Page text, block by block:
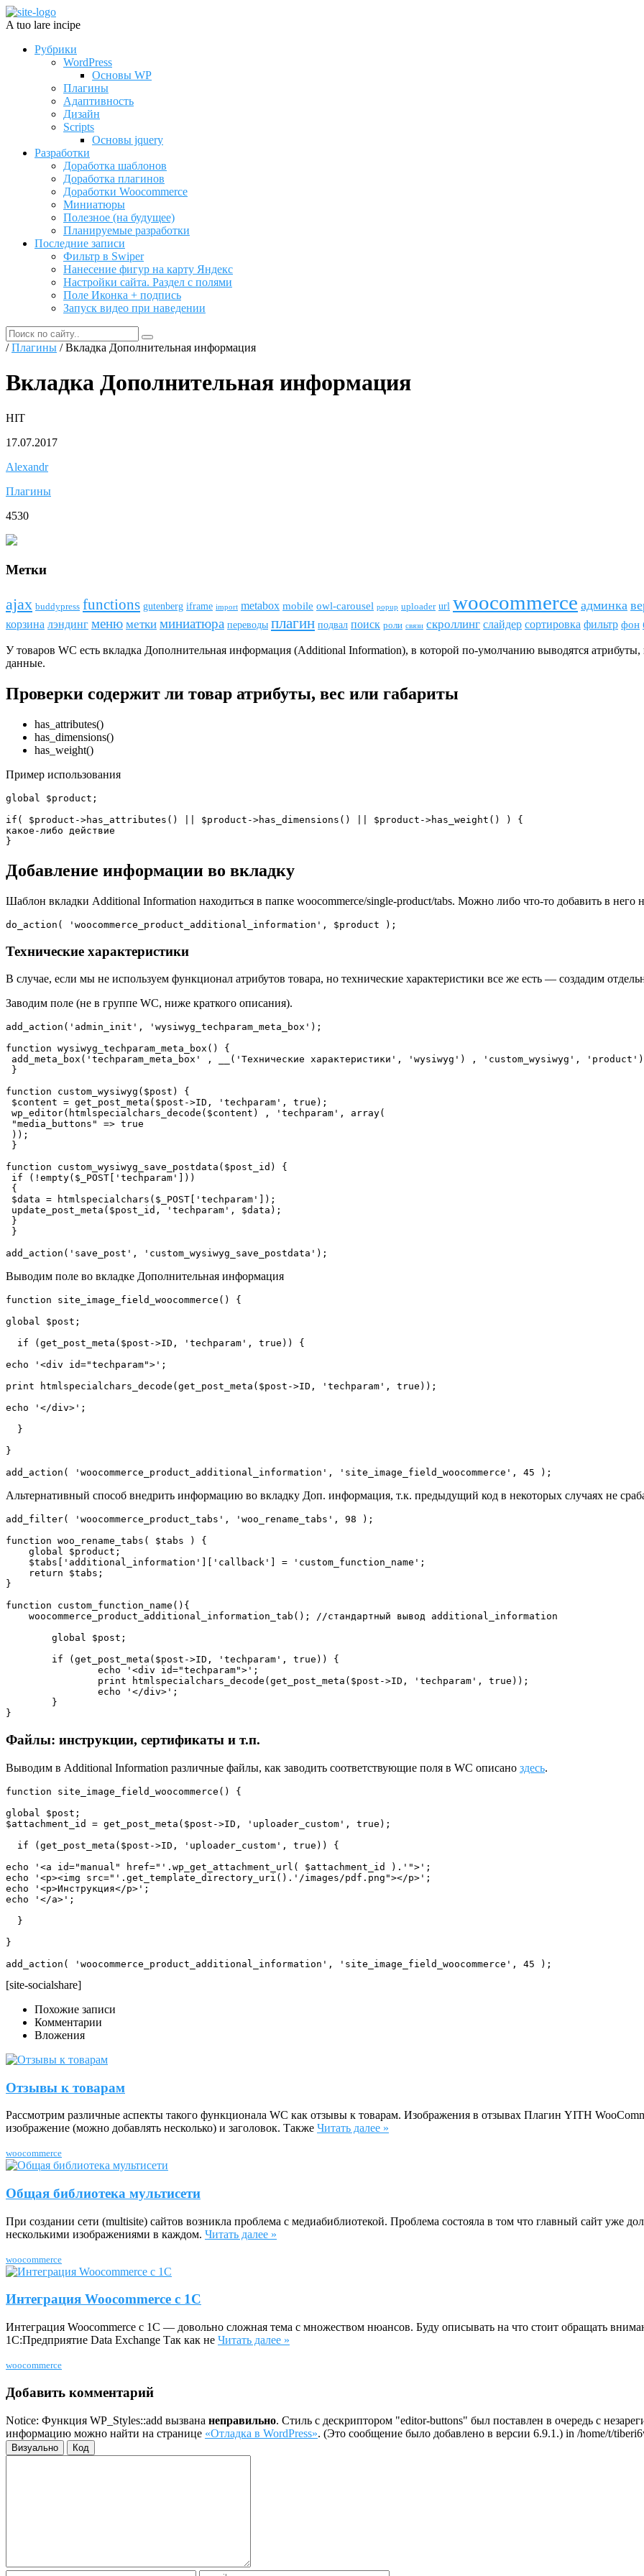
A tuo lare incipe
Рубрики
WordPress
Основы WP
Плагины
Адаптивность
Дизайн
Scripts
Основы jquery
Разработки
Доработка шаблонов
Доработка плагинов
Доработки Woocommerce
Миниатюры
Полезное (на будущее)
Планируемые разработки
Последние записи
Фильтр в Swiper
Нанесение фигур на карту Яндекс
Настройки сайта. Раздел с полями
Поле Иконка + подпись
Запуск видео при наведении
/Плагины / Вкладка Дополнительная информация
Вкладка Дополнительная информация
HIT
17.07.2017
Alexandr
Плагины
4530
Метки
ajax buddypress funсtions gutenberg iframe import metabox mobile owl-carousel popup uploader url woocommerce админка
корзина лэндинг меню метки миниатюра переводы плагин подвал поиск роли связи скроллинг слайдер сортировка фильтр фон
У товаров WC есть вкладка Дополнительная информация (Additional Information), в которой по-умолчанию выводятся
данные.
Проверки содержит ли товар атрибуты, вес или габариты
has_attributes()
has_dimensions()
has_weight()
Пример использования
global $product;
if( $product->has_attributes() || $product->has_dimensions() || $product->has_weight() ) {
какое-либо действие
}
Добавление информации во вкладку
Шаблон вкладки Additional Information находиться в папке woocommerce/single-product/tabs. Можно либо что-то добавить в него
do_action( 'woocommerce_product_additional_information', $product );
Технические характеристики
В случае, если мы не используем функционал атрибутов товара, но технические характеристики все же есть — создадим
Заводим поле (не в группе WC, ниже краткого описания).
add_action('admin_init', 'wysiwyg_techparam_meta_box');
function wysiwyg_techparam_meta_box() {
add_meta_box('techparam_meta_box' , __('Технические характеристики', 'wysiwyg') , 'custom_wysiwyg',
}
function custom_wysiwyg($post) {
$content = get_post_meta($post->ID, 'techparam', true);
wp_editor(htmlspecialchars_decode($content) , 'techparam', array(
"media_buttons" => true
));
}
function custom_wysiwyg_save_postdata($post_id) {
if (!empty($_POST['techparam']))
{
$data = htmlspecialchars($_POST['techparam']);
update_post_meta($post_id, 'techparam', $data);
}
}
add_action('save_post', 'custom_wysiwyg_save_postdata');
Выводим поле во вкладке Дополнительная информация
function site_image_field_woocommerce() {
global $post;
  if (get_post_meta($post->ID, 'techparam', true)) {
echo '<div id="techparam">';
print htmlspecialchars_decode(get_post_meta($post->ID, 'techparam', true));
echo '</div>';
  }
}
add_action( 'woocommerce_product_additional_information', 'site_image_field_woocommerce', 45 );
Альтернативный способ внедрить информацию во вкладку Доп. информация, т.к. предыдущий код в некоторых случаях не
add_filter( 'woocommerce_product_tabs', 'woo_rename_tabs', 98 );
function woo_rename_tabs( $tabs ) {
    global $product;
    $tabs['additional_information']['callback'] = 'custom_function_name';
    return $tabs;
}
function custom_function_name(){
    woocommerce_product_additional_information_tab(); //стандартный вывод additional_information
}
Файлы: инструкции, сертификаты и т.п.
Выводим в Additional Information различные файлы, как заводить соответствующие поля в WC описано здесь.
function site_image_field_woocommerce() {
global $post;
$attachment_id = get_post_meta($post->ID, 'uploader_custom', true);
  if (get_post_meta($post->ID, 'uploader_custom', true)) {
echo '<a id="manual" href="'.wp_get_attachment_url( $attachment_id ).'">';
echo '<p><img src="'.get_template_directory_uri().'/images/pdf.png"></p>';
echo '<p>Инструкция</p>';
echo '</a>';
  }
}
add_action( 'woocommerce_product_additional_information', 'site_image_field_woocommerce', 45 );
[site-socialshare]
Похожие записи
Комментарии
Вложения
Отзывы к товарам
Рассмотрим различные аспекты такого функционала WC как отзывы к товарам. Изображения в отзывах Плагин YITH
изображение (можно добавлять несколько) и заголовок. Также Читать далее »
woocommerce
Общая библиотека мультисети
При создании сети (multisite) сайтов возникла проблема с медиабиблиотекой. Проблема состояла в том что главный сайт уже
несколькими изображениями в каждом. Читать далее »
woocommerce
Интеграция Woocommerce с 1С
Интеграция Woocommerce с 1С — довольно сложная тема с множеством нюансов. Буду описывать на что стоит обращать
1С:Предприятие Data Exchange Так как не Читать далее »
woocommerce
Добавить комментарий
Notice: Функция WP_Styles::add вызвана неправильно. Стиль с дескриптором "editor-buttons" был поставлен в очередь с
информацию можно найти на странице «Отладка в WordPress». (Это сообщение было добавлено в версии 6.9.1.) in /home/t/
Визуально Код